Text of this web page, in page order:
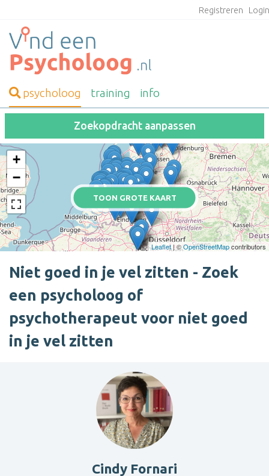
Registreren
psycholoog training info
Zoekopdracht aanpassen
TOON GROTE KAART
+
−
Leaflet| ©OpenStreetMapcontributors
Niet goed in je vel zitten - Zoek
een psycholoog of
psychotherapeut voor niet goed
in je vel zitten
Cindy Fornari